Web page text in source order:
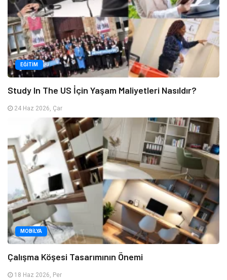
EĞITIM
Study In The US İçin Yaşam Maliyetleri Nasıldır?
24 Haz 2026, Çar
MOBILYA
Çalışma Köşesi Tasarımının Önemi
18 Haz 2026, Per